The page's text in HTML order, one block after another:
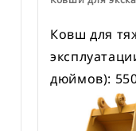
для
навесного
Ковш для
дюймов):